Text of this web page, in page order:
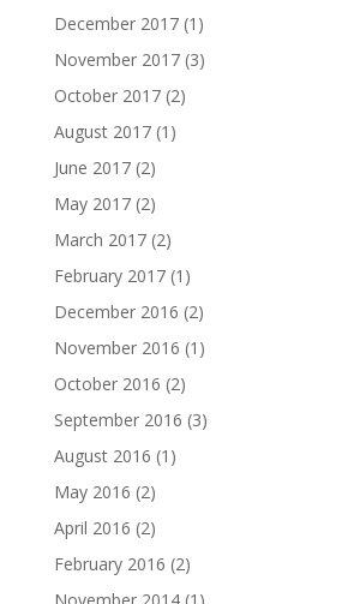
December 2017(1)
November 2017(3)
October 2017(2)
August 2017(1)
June 2017(2)
May 2017(2)
March 2017(2)
February 2017(1)
December 2016 (2)
November 2016 (1)
October 2016 (2)
September 2016 (3)
August 2016 (1)
May 2016 (2)
April 2016 (2)
February 2016 (2)